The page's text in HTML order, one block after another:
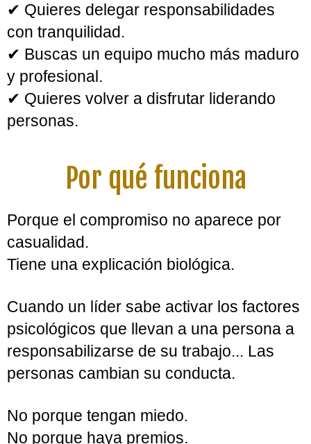
✔ Estás cansado de repetir las mismas
conversaciones.
✔ Sientes que tu equipo depende
demasiado de ti.
✔ Quieres dejar de complacer
✔ Necesitas aprender a poner límites sin
generar mal ambiente.
✔ Quieres delegar responsabilidades
con tranquilidad.
✔ Buscas un equipo mucho más maduro
y profesional.
✔ Quieres volver a disfrutar liderando
personas.
Por qué funciona
Porque el compromiso no aparece por